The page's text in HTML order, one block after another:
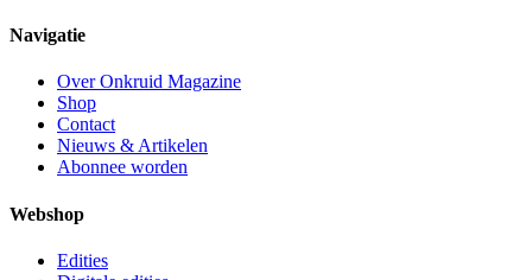
Navigatie
Over Onkruid Magazine
Shop
Contact
Nieuws & Artikelen
Abonnee worden
Webshop
Edities